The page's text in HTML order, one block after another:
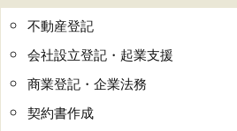
不動産登記
会社設立登記・起業支援
商業登記・企業法務
契約書作成